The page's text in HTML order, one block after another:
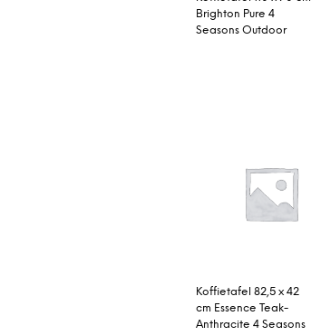
Brighton Pure 4
Seasons Outdoor
Koffietafel 82,5 x 42
cm Essence Teak-
Anthracite 4 Seasons